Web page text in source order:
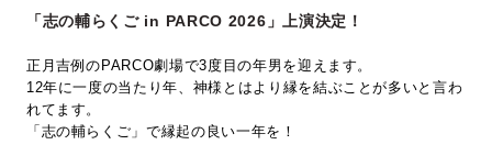
「志の輔らくご in PARCO 2026」上演決定！
正月吉例のPARCO劇場で3度目の年男を迎えます。
12年に一度の当たり年、神様とはより縁を結ぶことが多いと言わ
れてます。
「志の輔らくご」で縁起の良い一年を！